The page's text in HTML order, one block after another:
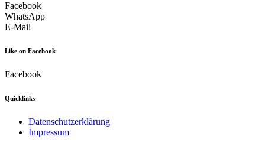
Facebook
WhatsApp
E-Mail
Like on Facebook
Facebook
Quicklinks
Datenschutzerklärung
Impressum